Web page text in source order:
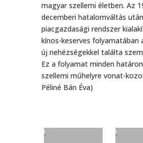
magyar szellemi életben. Az
decemberi hatalomváltás
piacgazdasági rendszer
kínos-keserves folyamatában
új nehézségekkel találta
Ez a folyamat minden
szellemi műhelyre vonat-
Péliné Bán Éva)